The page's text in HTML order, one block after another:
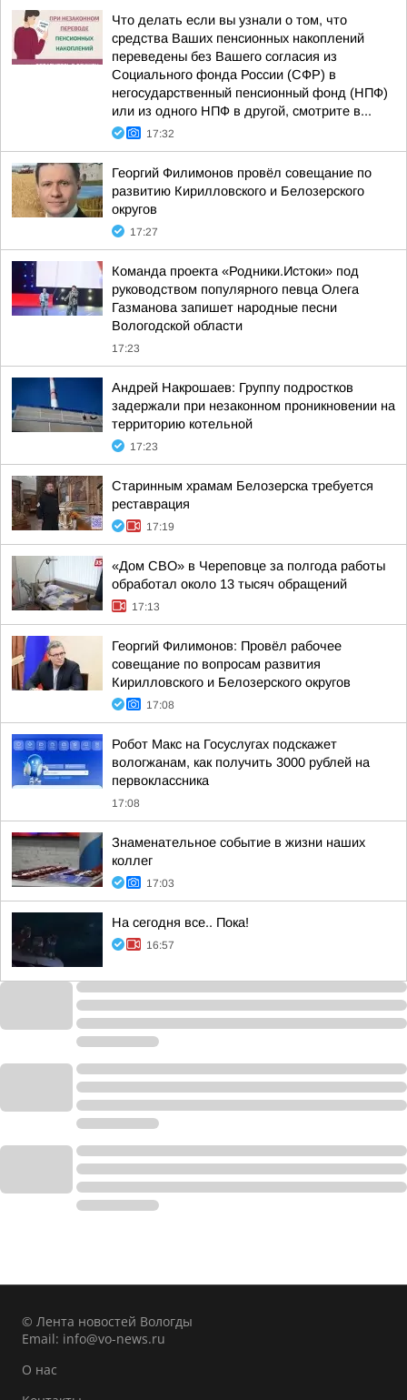
Что делать если вы узнали о том, что
средства Ваших пенсионных накоплений
переведены без Вашего согласия из
Социального фонда России (СФР) в
негосударственный пенсионный фонд (НПФ)
или из одного НПФ в другой, смотрите в...
17:32
Георгий Филимонов провёл совещание по
развитию Кирилловского и Белозерского
округов
17:27
Команда проекта «Родники.Истоки» под
руководством популярного певца Олега
Газманова запишет народные песни
Вологодской области
17:23
Андрей Накрошаев: Группу подростков
задержали при незаконном проникновении на
территорию котельной
17:23
Старинным храмам Белозерска требуется
реставрация
17:19
«Дом СВО» в Череповце за полгода работы
обработал около 13 тысяч обращений
17:13
Георгий Филимонов: Провёл рабочее
совещание по вопросам развития
Кирилловского и Белозерского округов
17:08
Робот Макс на Госуслугах подскажет
вологжанам, как получить 3000 рублей на
первоклассника
17:08
Знаменательное событие в жизни наших
коллег
17:03
На сегодня все.. Пока!
16:57
© Лента новостей Вологды
Email: info@vo-news.ru
О нас